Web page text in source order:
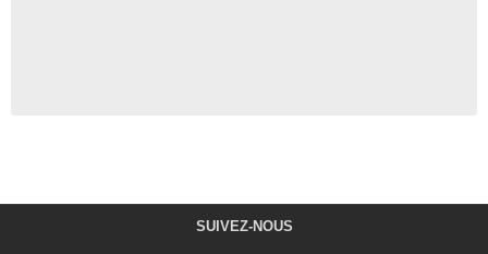
SUIVEZ-NOUS